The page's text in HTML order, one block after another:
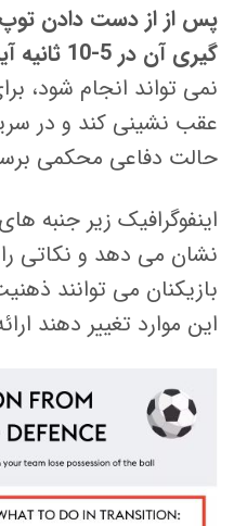
پس از از دست دادن
گیری آن در 5-10 ثانیه آینده است،
نمی تواند انجام شود،
عقب نشینی کند و در
حالت دفاعی محکمی
اینفوگرافیک زیر جنبه
نشان می دهد و نکاتی را
بازیکنان می توانند
این موارد تغییر دهند